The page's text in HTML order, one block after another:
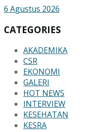
6 Agustus 2026
CATEGORIES
AKADEMIKA
CSR
EKONOMI
GALERI
HOT NEWS
INTERVIEW
KESEHATAN
KESRA